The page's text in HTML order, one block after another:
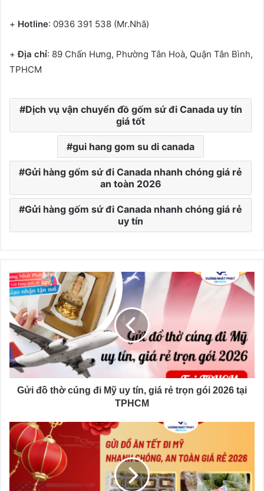
+ Hotline: 0936 391 538 (Mr.Nhã)
+Địa chỉ: 89 Chấn Hưng, Phường Tân Hoà, Quận Tân Bình,
TPHCM
Dịch vụ vận chuyển đồ gốm sứ đi Canada uy tín
giá tốt
gui hang gom su di canada
Gửi hàng gốm sứ đi Canada nhanh chóng giá rẻ
an toàn 2026
Gửi hàng gốm sứ đi Canada nhanh chóng giá rẻ
uy tín
Gửi đồ thờ cúng đi Mỹ uy tín, giá rẻ trọn gói 2026 tại
TPHCM